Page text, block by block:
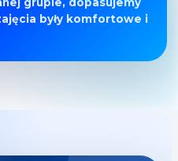
były komfortowe i